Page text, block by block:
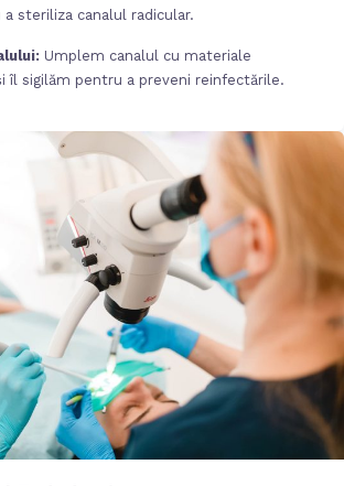
steriliza canalul radicular.
Umplem canalul cu materiale
îl sigilăm pentru a preveni reinfectările.